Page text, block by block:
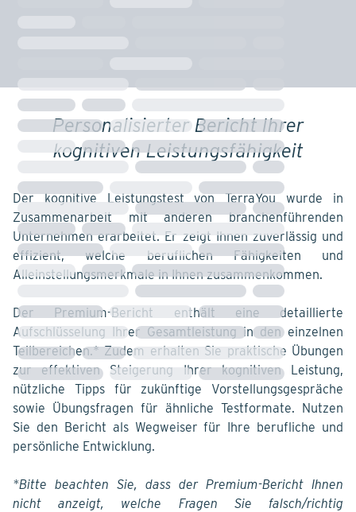
Loading...
Personalisierter Bericht Ihrer
kognitiven Leistungsfähigkeit
Der kognitive Leistungstest von TerraYou wurde in
Zusammenarbeit mit anderen branchenführenden
Unternehmen erarbeitet. Er zeigt Ihnen zuverlässig und
effizient, welche beruflichen Fähigkeiten und
Alleinstellungsmerkmale in Ihnen zusammenkommen.
Der Premium-Bericht enthält eine detaillierte
Aufschlüsselung Ihrer Gesamtleistung in den einzelnen
Teilbereichen.* Zudem erhalten Sie praktische Übungen
zur effektiven Steigerung Ihrer kognitiven Leistung,
nützliche Tipps für zukünftige Vorstellungsgespräche
sowie Übungsfragen für ähnliche Testformate. Nutzen
Sie den Bericht als Wegweiser für Ihre berufliche und
persönliche Entwicklung.
*Bitte beachten Sie, dass der Premium-Bericht Ihnen
nicht anzeigt, welche Fragen Sie falsch/richtig